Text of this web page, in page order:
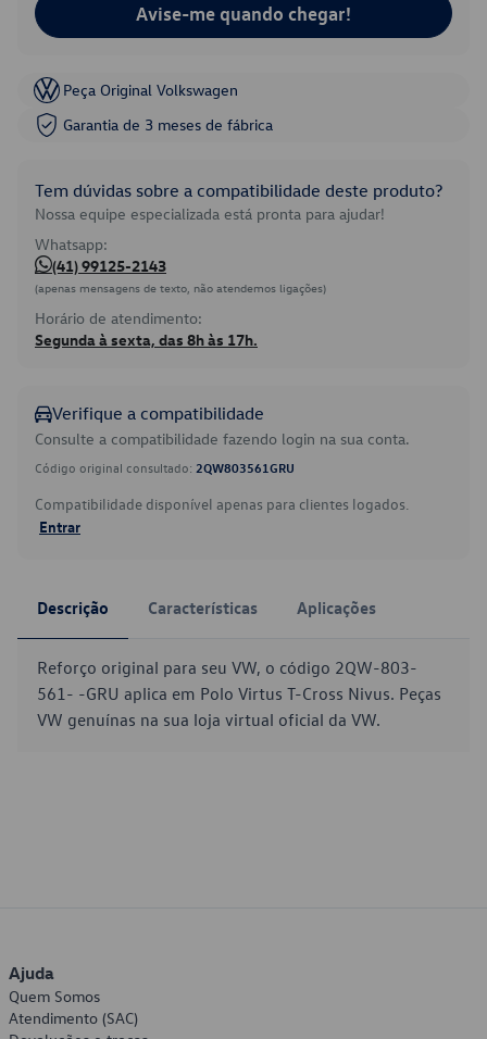
Avise-me quando chegar!
Peça Original Volkswagen
Garantia de 3 meses de fábrica
Tem dúvidas sobre a compatibilidade deste produto?
Nossa equipe especializada está pronta para ajudar!
Whatsapp:
(41) 99125-2143
(apenas mensagens de texto, não atendemos ligações)
Horário de atendimento:
Segunda à sexta, das 8h às 17h.
Verifique a compatibilidade
Consulte a compatibilidade fazendo login na sua conta.
Código original consultado: 2QW803561GRU
Compatibilidade disponível apenas para clientes logados.
Entrar
Descrição Características Aplicações
Reforço original para seu VW, o código 2QW-803-
561- -GRU aplica em Polo Virtus T-Cross Nivus. Peças
VW genuínas na sua loja virtual oficial da VW.
Ajuda
Quem Somos
Atendimento (SAC)